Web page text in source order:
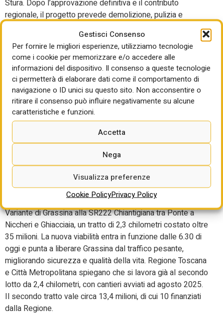
Gestisci Consenso
Per fornire le migliori esperienze, utilizziamo tecnologie
come i cookie per memorizzare e/o accedere alle
informazioni del dispositivo. Il consenso a queste tecnologie
ci permetterà di elaborare dati come il comportamento di
navigazione o ID unici su questo sito. Non acconsentire o
ritirare il consenso può influire negativamente su alcune
caratteristiche e funzioni.
Accetta
Nega
Visualizza preferenze
Cookie PolicyPrivacy Policy
Stura. Dopo l’approvazione definitiva e il contributo
regionale, il progetto prevede demolizione, pulizia e
piantumazioni autoctone. L’intervento da 545mila euro
chiude la riqualificazione della sponda destra legata allo
Story Park, avviato nei primi anni Duemila. La bonifica si
inserisce nel più ampio programma di passeggiate e verde
lungo Stura e Orba, sostenuto da 1,6 milioni regionali e
256mila euro di cofinanziamento comunale.
Variante di Grassina,
inaugurato il primo lotto:
meno traffico sulla
Chiantigiana
A Bagno a Ripoli (FI) è stato inaugurato il primo lotto della
Variante di Grassina alla SR222 Chiantigiana tra Ponte a
Niccheri e Ghiacciaia, un tratto di 2,3 chilometri costato oltre
35 milioni. La nuova viabilità entra in funzione dalle 6.30 di
oggi e punta a liberare Grassina dal traffico pesante,
migliorando sicurezza e qualità della vita. Regione Toscana
e Città Metropolitana spiegano che si lavora già al secondo
lotto da 2,4 chilometri, con cantieri avviati ad agosto 2025.
Il secondo tratto vale circa 13,4 milioni, di cui 10 finanziati
dalla Regione.